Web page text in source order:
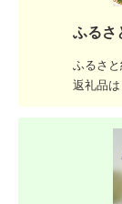
ふるさ
ふるさ
返礼品